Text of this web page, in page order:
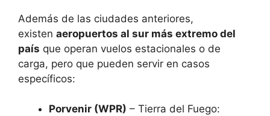
Además de las ciudades anteriores,
existen aeropuertos al sur más extremo del
país que operan vuelos estacionales o de
carga, pero que pueden servir en casos
específicos:
Porvenir (WPR) – Tierra del Fuego: